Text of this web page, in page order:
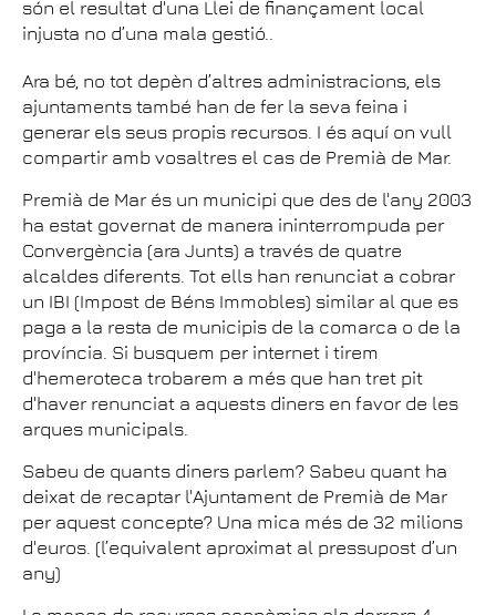
són el resultat d'una Llei de finançament local
injusta no d’una mala gestió..
Ara bé, no tot depèn d’altres administracions, els
ajuntaments també han de fer la seva feina i
generar els seus propis recursos. I és aquí on vull
compartir amb vosaltres el cas de Premià de Mar.
Premià de Mar és un municipi que des de l'any 2003
ha estat governat de manera ininterrompuda per
Convergència (ara Junts) a través de quatre
alcaldes diferents. Tot ells han renunciat a cobrar
un IBI (Impost de Béns Immobles) similar al que es
paga a la resta de municipis de la comarca o de la
província. Si busquem per internet i tirem
d'hemeroteca trobarem a més que han tret pit
d'haver renunciat a aquests diners en favor de les
arques municipals.
Sabeu de quants diners parlem? Sabeu quant ha
deixat de recaptar l'Ajuntament de Premià de Mar
per aquest concepte? Una mica més de 32 milions
d'euros. (l’equivalent aproximat al pressupost d’un
any)